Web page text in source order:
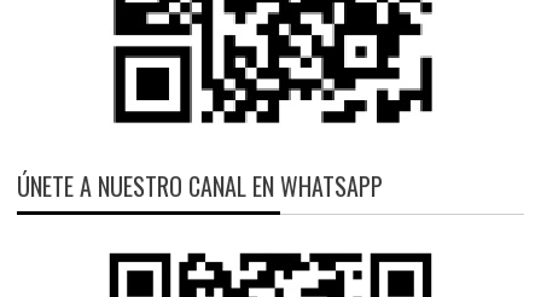
ÚNETE A NUESTRO CANAL EN WHATSAPP